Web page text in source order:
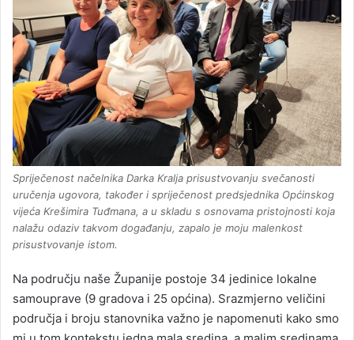
Spriječenost načelnika Darka Kralja prisustvovanju svečanosti
uručenja ugovora, također i spriječenost predsjednika Općinskog
vijeća Krešimira Tuđmana, a u skladu s osnovama pristojnosti koja
nalažu odaziv takvom događanju, zapalo je moju malenkost
prisustvovanje istom.
Na području naše Županije postoje 34 jedinice lokalne
samouprave (9 gradova i 25 općina). Srazmjerno veličini
područja i broju stanovnika važno je napomenuti kako smo